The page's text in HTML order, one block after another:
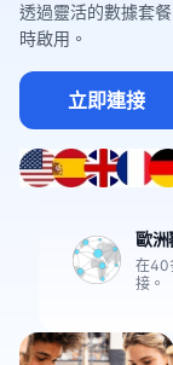
透過靈活的數據套
時啟用。
立即連接
歐洲
在40
接。